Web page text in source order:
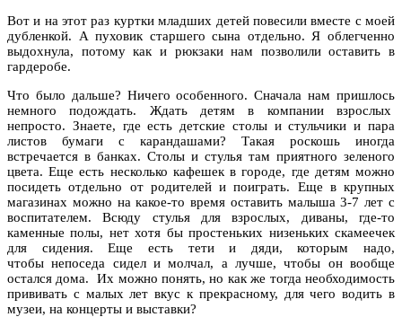
Вот и на этот раз куртки младших детей повесили вместе с моей
дубленкой. А пуховик старшего сына отдельно. Я облегченно
выдохнула, потому как и рюкзаки нам позволили оставить в
гардеробе.
Что было дальше? Ничего особенного. Сначала нам пришлось
немного подождать. Ждать детям в компании взрослых
непросто. Знаете, где есть детские столы и стульчики и пара
листов бумаги с карандашами? Такая роскошь иногда
встречается в банках. Столы и стулья там приятного зеленого
цвета. Еще есть несколько кафешек в городе, где детям можно
посидеть отдельно от родителей и поиграть. Еще в крупных
магазинах можно на какое-то время оставить малыша 3-7 лет с
воспитателем. Всюду стулья для взрослых, диваны, где-то
каменные полы, нет хотя бы простеньких низеньких скамеечек
для сидения. Еще есть тети и дяди, которым надо,
чтобы непоседа сидел и молчал, а лучше, чтобы он вообще
остался дома. Их можно понять, но как же тогда необходимость
прививать с малых лет вкус к прекрасному, для чего водить в
музеи, на концерты и выставки?